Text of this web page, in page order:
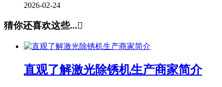
2026-02-24
猜你还喜欢这些...
直观了解激光除锈机生产商家简介